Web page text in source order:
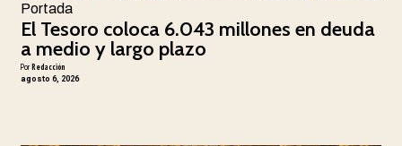
Portada
El Tesoro coloca 6.043 millones en deuda
a medio y largo plazo
PorRedacción
agosto 6, 2026